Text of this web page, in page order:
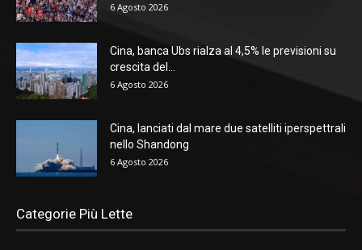
6 Agosto 2026
Cina, banca Ubs rialza al 4,5% le previsioni su
crescita del...
6 Agosto 2026
Cina, lanciati dal mare due satelliti iperspettrali
nello Shandong
6 Agosto 2026
Categorie Più Lette